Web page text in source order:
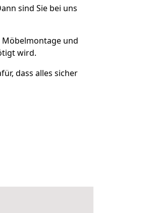
sind Sie bei uns
und
wird.
dass alles sicher